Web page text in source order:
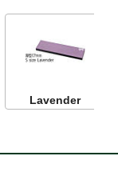
Lavender